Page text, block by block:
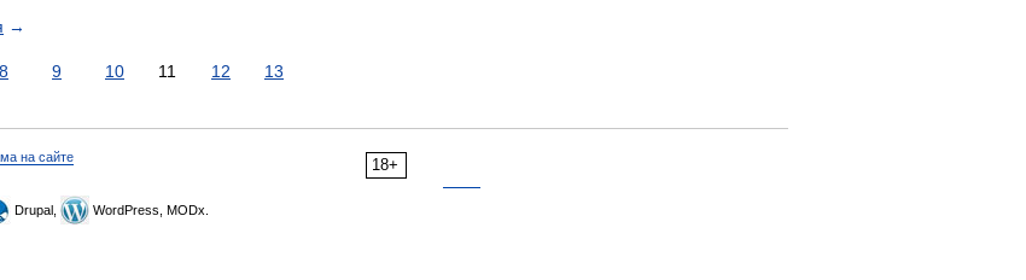
→
8 9 10 11 12 13
18+
на сайте
Drupal, WordPress, MODx.